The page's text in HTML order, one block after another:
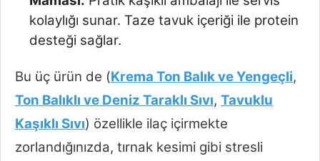
kolaylığı sunar. Taze tavuk içeriği ile protein
desteği sağlar.
Bu üç ürün de (Krema Ton Balık ve Yengeçli,
Ton Balıklı ve Deniz Taraklı Sıvı, Tavuklu
Kaşıklı Sıvı) özellikle ilaç içirmekte
zorlandığınızda, tırnak kesimi gibi stresli